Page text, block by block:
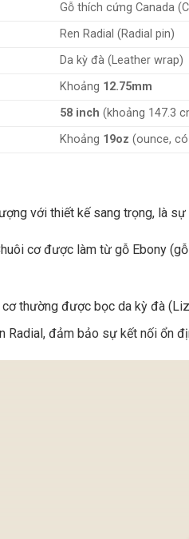
Gỗ thích cứng Canada
Ren Radial (Radial pin)
Da kỳ đà (Leather wrap)
Khoảng 12.75mm
58 inch (khoảng 147.3
Khoảng 19oz (ounce,
với thiết kế sang trọng, là
cơ được làm từ gỗ Ebony
cơ thường được bọc da kỳ đà
Radial, đảm bảo sự kết nối ổn